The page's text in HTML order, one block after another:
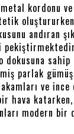
kordonu ve
andıran
dokusuna sahip
parlak
ve
hava
modern bir